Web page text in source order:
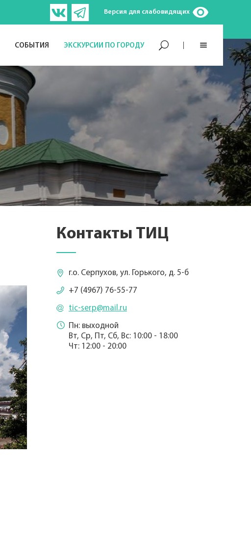
Версия для слабовидящих
СОБЫТИЯ ЭКСКУРСИИ ПО ГОРОДУ
Контакты ТИЦ
г.о. Серпухов, ул. Горького, д. 5-б
+7 (4967) 76-55-77
tic-serp@mail.ru
Пн: выходной
Вт, Ср, Пт, Сб, Вс: 10:00 - 18:00
Чт: 12:00 - 20:00